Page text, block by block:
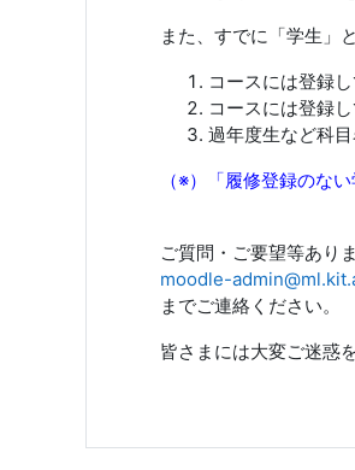
また、すでに「学生」
コースには登録
コースには登録
過年度生など科
（※）「履修登録のな
ご質問・ご要望等あり
moodle-
までご連絡ください。
皆さまには大変ご迷惑